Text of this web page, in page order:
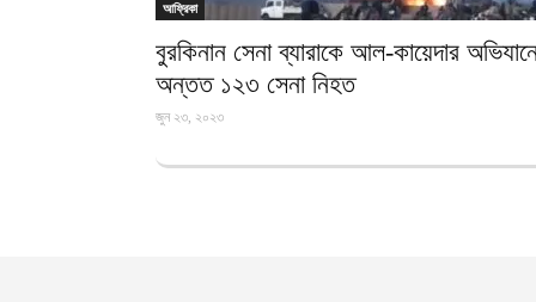
আফ্রিকা
বুরকিনান সেনা ব্যারাকে আল-কায়েদার
অন্তত ১২৩ সেনা নিহত
জুন ২৩, ২০২৩